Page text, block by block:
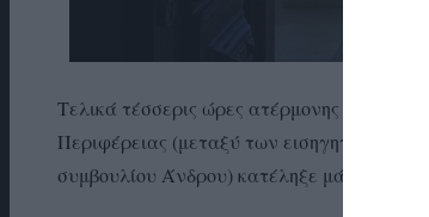
Τελικά τέσσερις ώρες ατέρμονης
Περιφέρειας (μεταξύ των εισηγητών Γ.
συμβουλίου Άνδρου) κατέληξε μάλλον